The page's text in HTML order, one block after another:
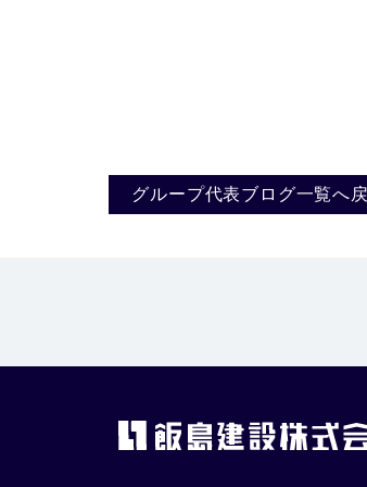
グループ代表ブログ一覧へ